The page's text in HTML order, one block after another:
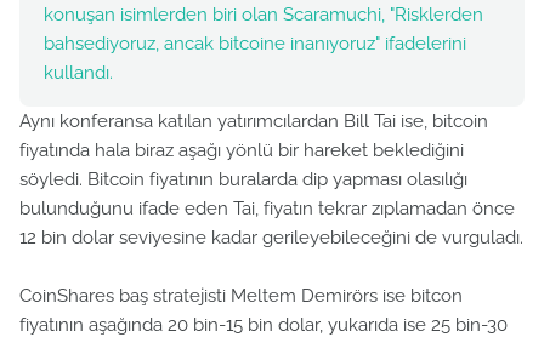
konuşan isimlerden biri olan Scaramuchi, "Risklerden
bahsediyoruz, ancak bitcoine inanıyoruz" ifadelerini
kullandı.
Aynı konferansa katılan yatırımcılardan Bill Tai ise, bitcoin
fiyatında hala biraz aşağı yönlü bir hareket beklediğini
söyledi. Bitcoin fiyatının buralarda dip yapması olasılığı
bulunduğunu ifade eden Tai, fiyatın tekrar zıplamadan önce
12 bin dolar seviyesine kadar gerileyebileceğini de vurguladı.
CoinShares baş stratejisti Meltem Demirörs ise bitcon
fiyatının aşağında 20 bin-15 bin dolar, yukarıda ise 25 bin-30